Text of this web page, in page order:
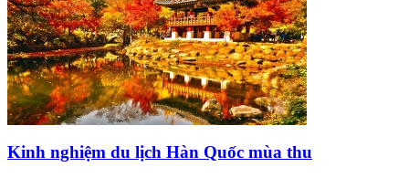
Kinh nghiệm du lịch Hàn Quốc mùa thu